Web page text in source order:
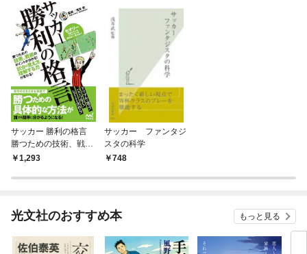
サッカー 勝利の格言
勝つための技術、戦術
のポイントが分かる！
る力が変わる！
1,293
サッカー ファンタジ
スタの科学
748
光文社のおすすめ本 もっと見る